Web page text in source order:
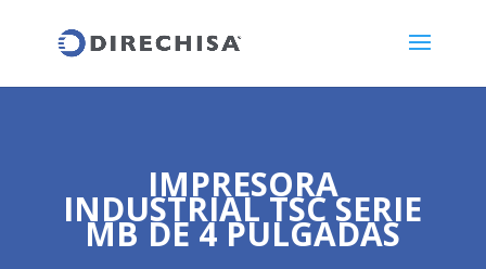
IMPRESORA
INDUSTRIAL TSC SERIE
MB DE 4 PULGADAS